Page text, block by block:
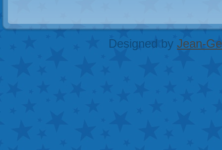
Designed by Jean-